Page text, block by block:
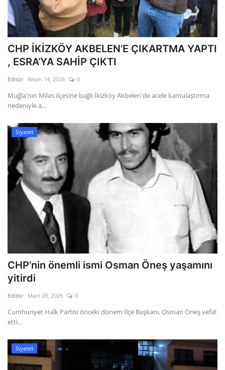
CHP İKİZKÖY AKBELEN’E ÇIKARTMA YAPTI
, ESRA’YA SAHİP ÇIKTI
Editör Nisan 14, 2026 0
Muğla'nın Milas ilçesine bağlı İkizköy Akbelen'de acele kamulaştırma
nedeniyle a...
Siyaset
CHP’nin önemli ismi Osman Öneş yaşamını
yitirdi
Editör Mart 28, 2026 0
Cumhuriyet Halk Partisi önceki dönem İlçe Başkanı, Osman Öneş vefat
etti…
Siyaset